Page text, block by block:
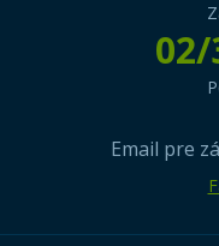
02/
Email pre